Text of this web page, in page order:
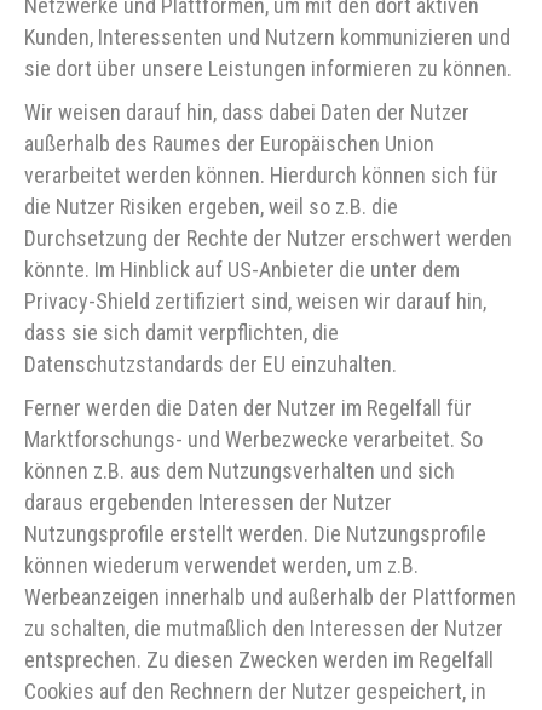
Netzwerke und Plattformen, um mit den dort aktiven
Kunden, Interessenten und Nutzern kommunizieren und
sie dort über unsere Leistungen informieren zu können.
Wir weisen darauf hin, dass dabei Daten der Nutzer
außerhalb des Raumes der Europäischen Union
verarbeitet werden können. Hierdurch können sich für
die Nutzer Risiken ergeben, weil so z.B. die
Durchsetzung der Rechte der Nutzer erschwert werden
könnte. Im Hinblick auf US-Anbieter die unter dem
Privacy-Shield zertifiziert sind, weisen wir darauf hin,
dass sie sich damit verpflichten, die
Datenschutzstandards der EU einzuhalten.
Ferner werden die Daten der Nutzer im Regelfall für
Marktforschungs- und Werbezwecke verarbeitet. So
können z.B. aus dem Nutzungsverhalten und sich
daraus ergebenden Interessen der Nutzer
Nutzungsprofile erstellt werden. Die Nutzungsprofile
können wiederum verwendet werden, um z.B.
Werbeanzeigen innerhalb und außerhalb der Plattformen
zu schalten, die mutmaßlich den Interessen der Nutzer
entsprechen. Zu diesen Zwecken werden im Regelfall
Cookies auf den Rechnern der Nutzer gespeichert, in